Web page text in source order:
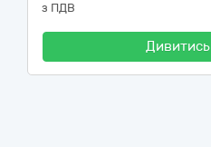
з ПДВ
Дивитись